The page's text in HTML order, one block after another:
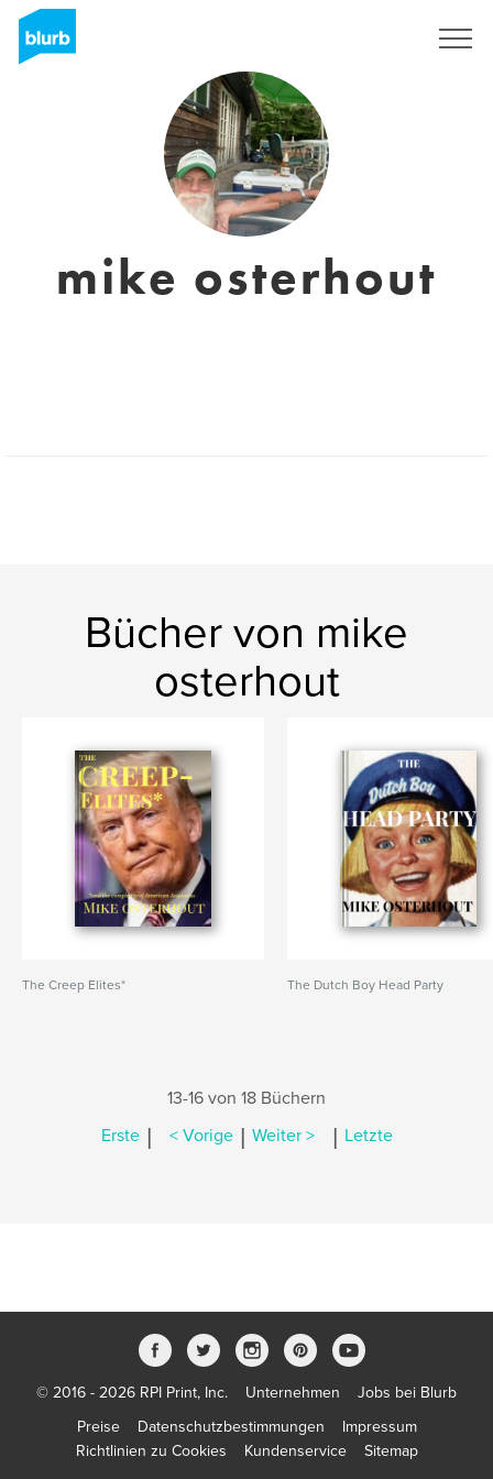
mike osterhout
Bücher von mike
osterhout
The Creep Elites* The Dutch Boy Head Party
13-16 von 18 Büchern
Erste | < Vorige | Weiter > | Letzte
© 2016 - 2026 RPI Print, Inc. Unternehmen
Jobs bei Blurb
Preise
Datenschutzbestimmungen
Impressum
Richtlinien zu Cookies
Kundenservice Sitemap